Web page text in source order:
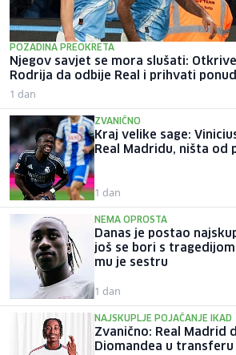
POZADINA PREOKRETA
Njegov savjet se mora slušati:
Rodrija da odbije Real i prihvati
1 dan
ZVANIČNO
Kraj velike sage:
Real Madridu, ništa od
1 dan
NEMA OPROSTA
Danas je postao
još se bori s
mu je sestru
1 dan
NAJSKUPLJE POJAČANJE IKAD
Zvanično: Real Madrid
Diomandea u